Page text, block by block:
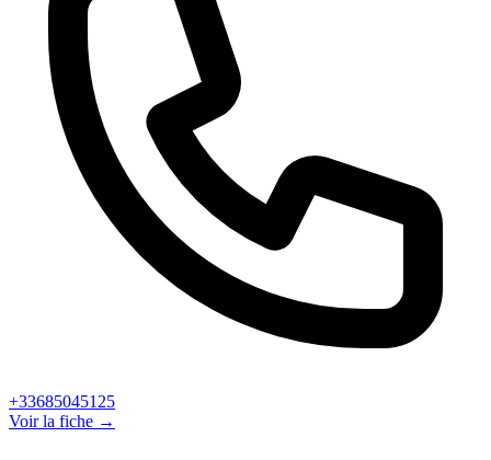
+33685045125
Voir la fiche →